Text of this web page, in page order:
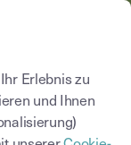
Erlebnis zu
und Ihnen